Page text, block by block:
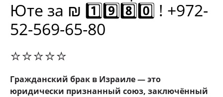
Юте за ₪ 1️⃣9️⃣8️⃣0️⃣ ! +972-
52-569-65-80
⭐⭐⭐⭐⭐
Гражданский брак в Израиле — это
юридически признанный союз, заключённый